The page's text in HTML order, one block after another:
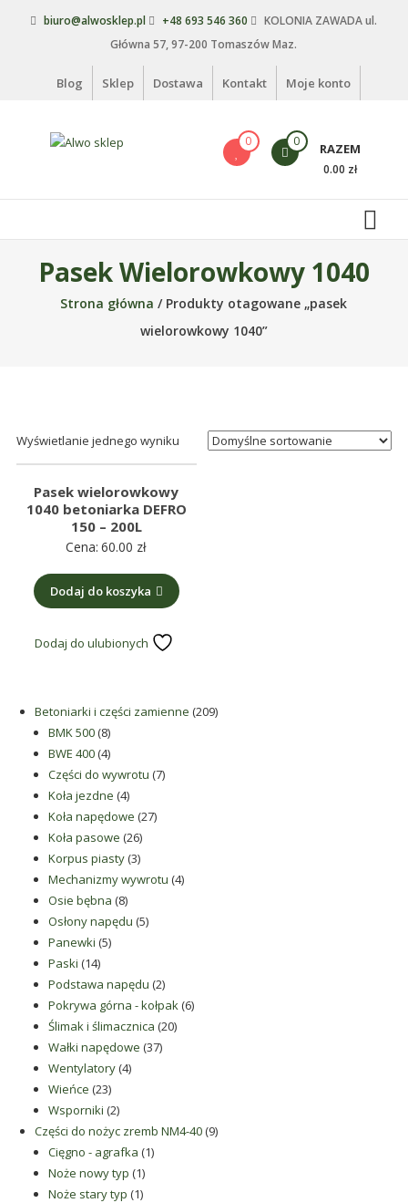
biuro@alwosklep.pl +48 693 546 360
KOLONIA ZAWADA ul.
Główna 57, 97-200 Tomaszów Maz.
Blog Sklep Dostawa Kontakt Moje konto
sklep
meble
ogrodowe,
Produkujemy
rodzaju
części
betoniarek,
maszyn
także
0 0 RAZEM
0.00 zł
Pasek Wielorowkowy 1040
Strona główna / Produkty otagowane „pasek
wielorowkowy 1040”
Wyświetlanie jednego wyniku
Pasek wielorowkowy
1040 betoniarka DEFRO
150 – 200L
Cena: 60.00 zł
Dodaj do koszyka
Dodaj do ulubionych
Betoniarki i części zamienne 209209
BMK 500 88
produktów
BWE 400 44
produkty
Części do wywrotu 77
Koła jezdne 44
produkty
Koła napędowe 2727
Koła pasowe 2626
produktów
Korpus piasty 33
produkty
Mechanizmy wywrotu 44
Osie bębna 88
produktów
Osłony napędu 55
Panewki 55
Paski 1414
produktów
Podstawa napędu 22
produkty
Pokrywa górna - kołpak 66
Ślimak i ślimacznica 2020
Wałki napędowe 3737
Wentylatory 44
Wieńce 2323
produkty
Wsporniki 22
produkty
Części do nożyc zremb NM4-40 99
Cięgno - agrafka 11
Noże nowy typ 11
produkt
Noże stary typ 11